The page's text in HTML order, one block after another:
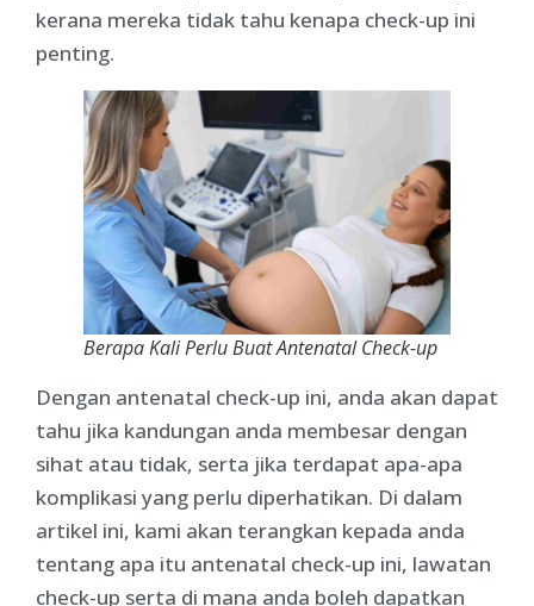
kerana mereka tidak tahu kenapa check-up ini
penting.
Berapa Kali Perlu Buat Antenatal Check-up
Dengan antenatal check-up ini, anda akan dapat
tahu jika kandungan anda membesar dengan
sihat atau tidak, serta jika terdapat apa-apa
komplikasi yang perlu diperhatikan. Di dalam
artikel ini, kami akan terangkan kepada anda
tentang apa itu antenatal check-up ini, lawatan
check-up serta di mana anda boleh dapatkan